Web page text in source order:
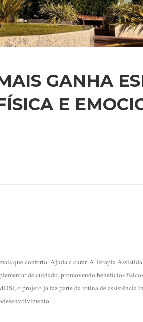
GANHA
E
que conforto. Ajuda a curar. A Terapia
de cuidado, promovendo benefícios
o projeto já faz parte da rotina de assistência